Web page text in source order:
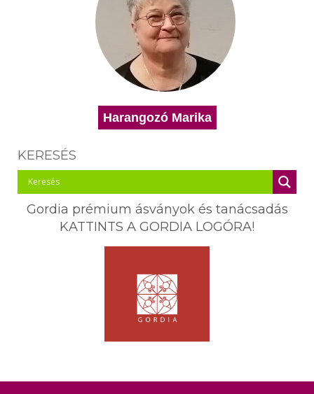
Harangozó Marika
KERESÉS
Gordia prémium ásványok és tanácsadás
KATTINTS A GORDIA LOGÓRA!